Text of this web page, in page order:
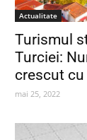
Actualitate
Turismul
Turciei:
crescut cu
mai 25, 2022